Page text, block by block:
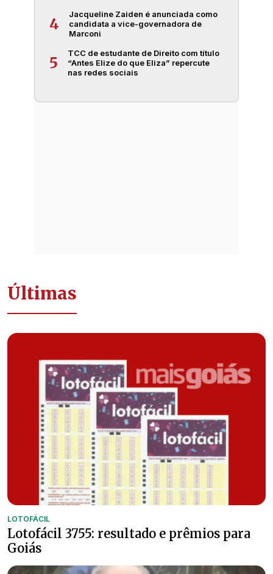
4
Jacqueline Zaiden é anunciada como
candidata a vice-governadora de
Marconi
5
TCC de estudante de Direito com título
“Antes Elize do que Eliza” repercute
nas redes sociais
Últimas
LOTOFÁCIL
Lotofácil 3755: resultado e prêmios para
Goiás